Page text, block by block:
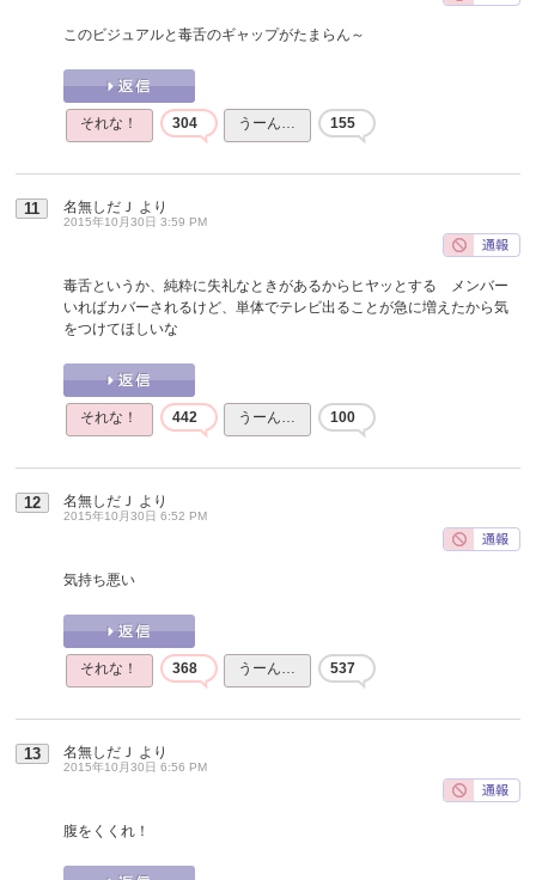
このビジュアルと毒舌のギャップがたまらん～
それな！ 304 うーん… 155
11 名無しだＪ より
2015年10月30日 3:59 PM
毒舌というか、純粋に失礼なときがあるからヒヤッとする メンバー
いればカバーされるけど、単体でテレビ出ることが急に増えたから気
をつけてほしいな
それな！ 442 うーん… 100
12 名無しだＪ より
2015年10月30日 6:52 PM
気持ち悪い
それな！ 368 うーん… 537
13 名無しだＪ より
2015年10月30日 6:56 PM
腹をくくれ！